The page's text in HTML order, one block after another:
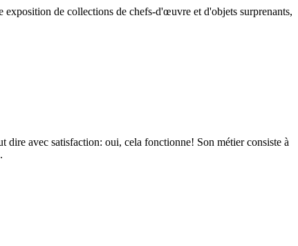
de collections de chefs-d'œuvre et d'objets surprenants,
dire avec satisfaction: oui, cela fonctionne! Son métier consiste à